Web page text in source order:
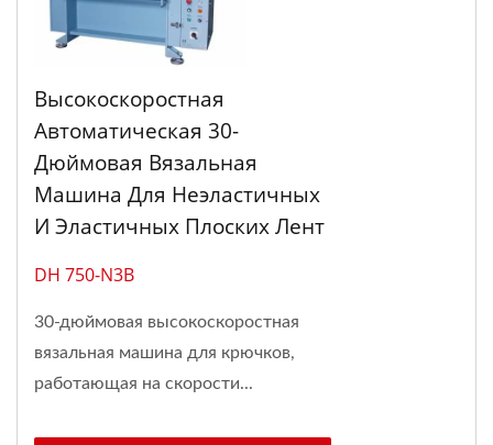
Высокоскоростная
Автоматическая 30-
Дюймовая Вязальная
Машина Для Неэластичных
И Эластичных Плоских Лент
DH 750-N3B
30-дюймовая высокоскоростная
вязальная машина для крючков,
работающая на скорости...